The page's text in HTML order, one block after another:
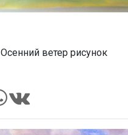
Осенний ветер рисунок